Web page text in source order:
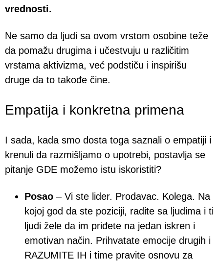
vrednosti.
Ne samo da ljudi sa ovom vrstom osobine teže
da pomažu drugima i učestvuju u različitim
vrstama aktivizma, već podstiču i inspirišu
druge da to takođe čine.
Empatija i konkretna primena
I sada, kada smo dosta toga saznali o empatiji i
krenuli da razmišljamo o upotrebi, postavlja se
pitanje GDE možemo istu iskoristiti?
Posao – Vi ste lider. Prodavac. Kolega. Na
kojoj god da ste poziciji, radite sa ljudima i ti
ljudi žele da im priđete na jedan iskren i
emotivan način. Prihvatate emocije drugih i
RAZUMITE IH i time pravite osnovu za